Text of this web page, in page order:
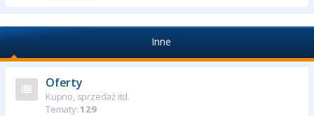
Inne
Oferty
Kupno, sprzedaż itd.
Tematy:129